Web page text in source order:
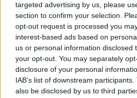
targeted advertising by us, please
section to confirm your selection.
opt-out request is processed you
interest-based ads based on
us or personal information disclosed
your opt-out. You may separately
disclosure of your personal
IAB’s list of downstream
also be disclosed by us to third
AKTUALITĀTES